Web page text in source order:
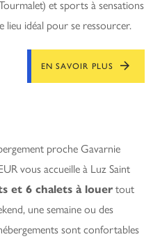
et sports à sensations
lieu idéal pour se ressourcer.
EN SAVOIR PLUS
proche Gavarnie
vous accueille à Luz Saint
et 6 chalets à louer tout
une semaine ou des
sont confortables